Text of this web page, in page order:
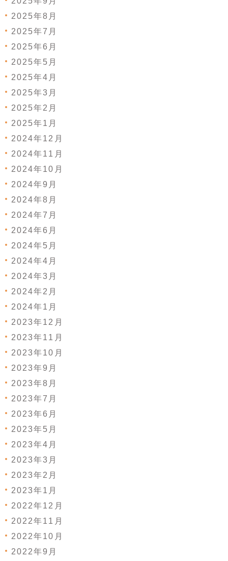
2025年8月
2025年7月
2025年6月
2025年5月
2025年4月
2025年3月
2025年2月
2025年1月
2024年12月
2024年11月
2024年10月
2024年9月
2024年8月
2024年7月
2024年6月
2024年5月
2024年4月
2024年3月
2024年2月
2024年1月
2023年12月
2023年11月
2023年10月
2023年9月
2023年8月
2023年7月
2023年6月
2023年5月
2023年4月
2023年3月
2023年2月
2023年1月
2022年12月
2022年11月
2022年10月
2022年9月